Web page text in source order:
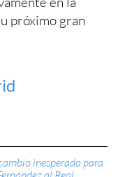
próximo gran
inesperado para